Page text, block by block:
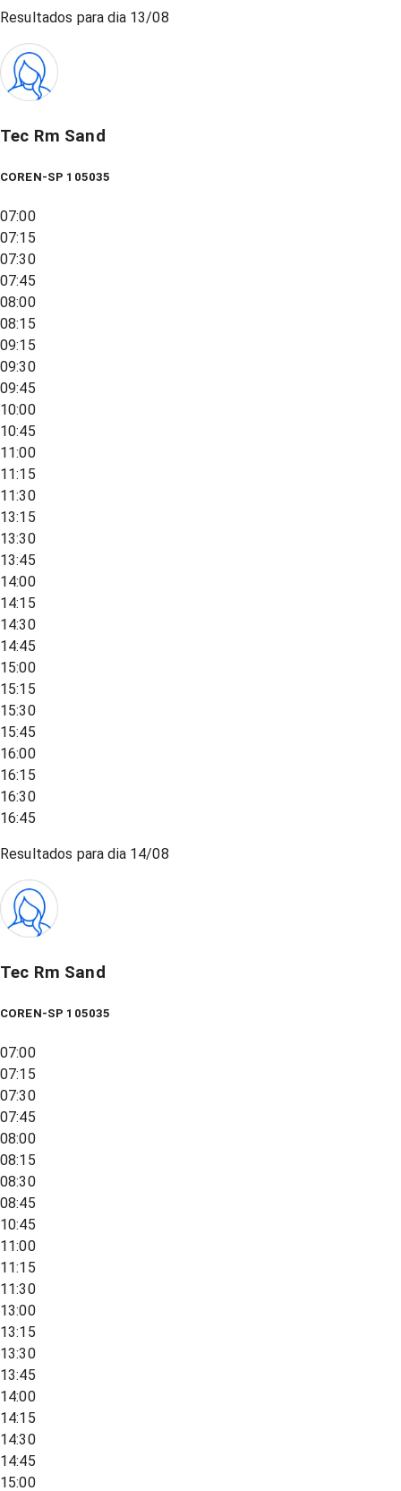
Resultados para dia 13/08
Tec Rm Sand
COREN-SP 105035
07:00
07:15
07:30
07:45
08:00
08:15
09:15
09:30
09:45
10:00
10:45
11:00
11:15
11:30
13:15
13:30
13:45
14:00
14:15
14:30
14:45
15:00
15:15
15:30
15:45
16:00
16:15
16:30
16:45
Resultados para dia 14/08
Tec Rm Sand
COREN-SP 105035
07:00
07:15
07:30
07:45
08:00
08:15
08:30
08:45
10:45
11:00
11:15
11:30
13:00
13:15
13:30
13:45
14:00
14:15
14:30
14:45
15:00